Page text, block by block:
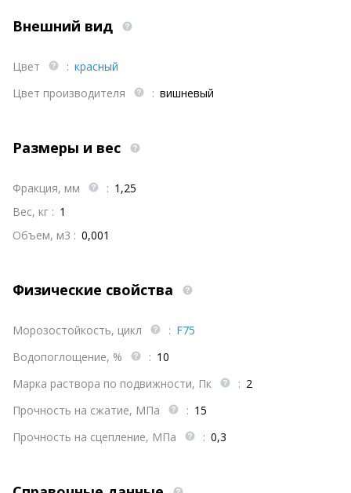
Внешний вид
Цвет : красный
Цвет производителя
: вишневый
Размеры и вес
Фракция, мм : 1,25
Вес, кг : 1
Объем, м3 : 0,001
Физические свойства
Морозостойкость, цикл : F75
Водопоглощение, %
: 10
Марка раствора по подвижности, Пк
: 2
Прочность на сжатие, МПа
: 15
Прочность на сцепление, МПа
: 0,3